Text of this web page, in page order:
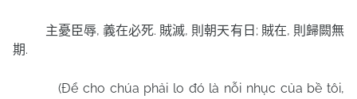
主憂臣辱, 義在必死. 賊滅, 則朝天有日 ; 賊在, 則歸闕無
期.
(Để cho chúa phải lo đó là nỗi nhục của bề tôi,